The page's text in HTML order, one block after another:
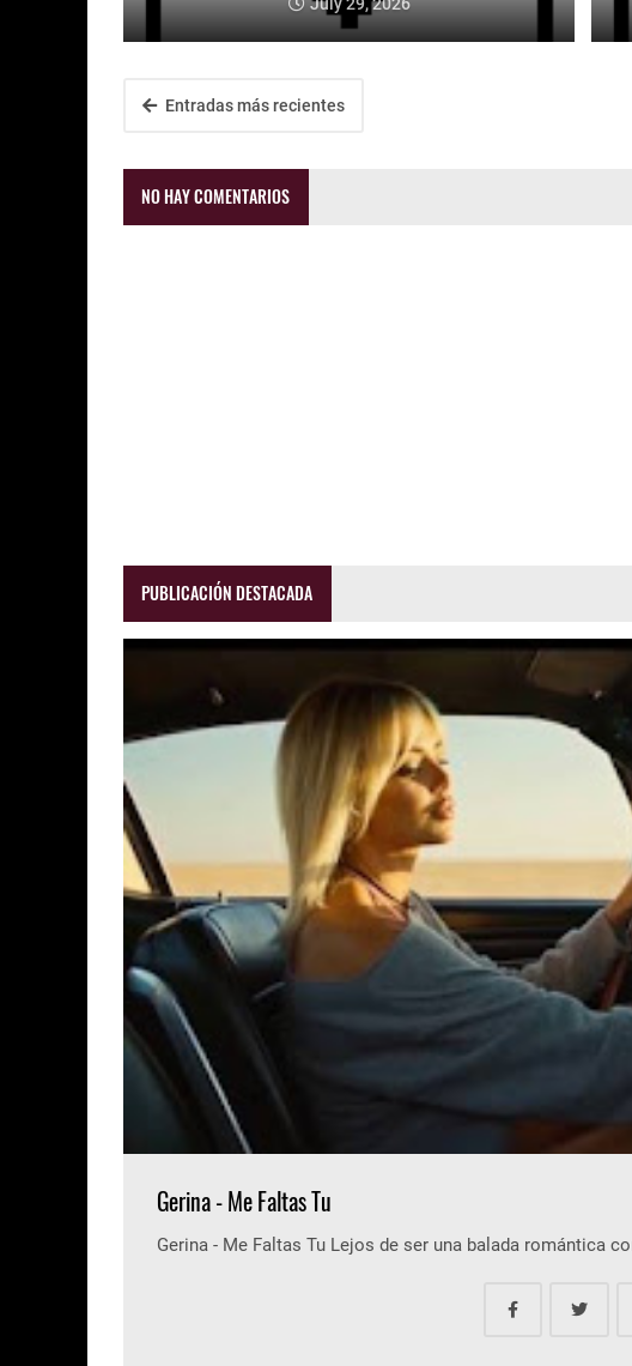
Entradas más recientes
NO HAY COMENTARIOS
PUBLICACIÓN DESTACADA
Gerina - Me Faltas Tu
Gerina - Me Faltas Tu Lejos de ser una balada romántica